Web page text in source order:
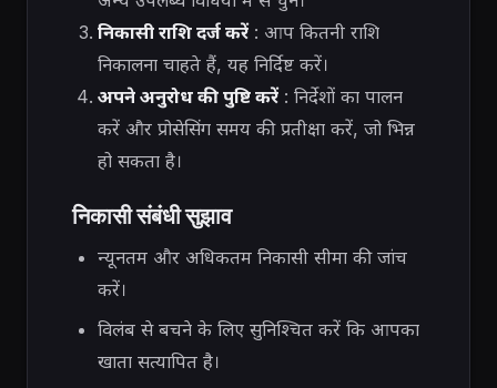
निकासी राशि दर्ज करें: आप कितनी राशि
निकालना चाहते हैं, यह निर्दिष्ट करें।
अपने अनुरोध की पुष्टि करें: निर्देशों का पालन
करें और प्रोसेसिंग समय की प्रतीक्षा करें, जो भिन्न
हो सकता है।
निकासी संबंधी सुझाव
न्यूनतम और अधिकतम निकासी सीमा की जांच
करें।
विलंब से बचने के लिए सुनिश्चित करें कि आपका
खाता सत्यापित है।